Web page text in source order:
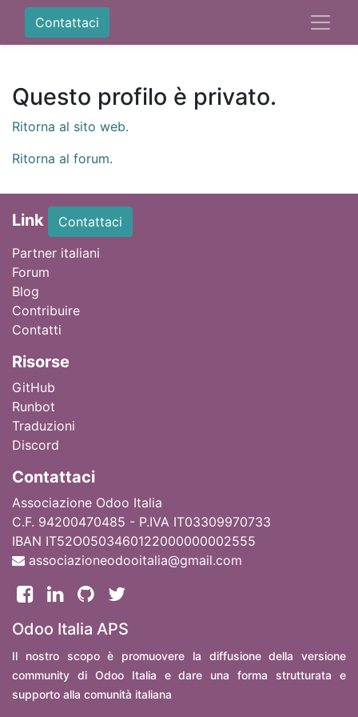
Contattaci
Questo profilo è privato.
Ritorna al sito web.
Ritorna al forum.
Link
Contattaci
Partner italiani
Forum
Blog
Contribuire
Contatti
Risorse
GitHub
Runbot
Traduzioni
Discord
Contattaci
Associazione Odoo Italia
C.F. 94200470485 - P.IVA IT03309970733
IBAN IT52O0503460122000000002555
associazioneodooitalia@gmail.com
Odoo Italia APS
Il nostro scopo è promuovere la diffusione della versione
community di Odoo Italia e dare una forma strutturata e
supporto alla comunità italiana